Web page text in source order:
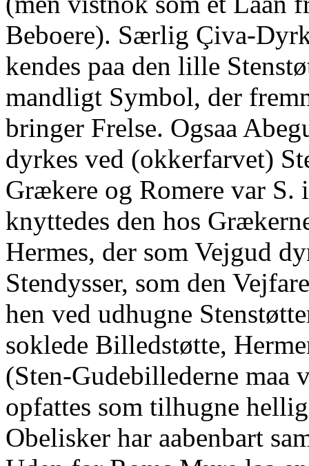
Beboere). Særlig Çiva-
kendes paa den lille
mandligt Symbol, der
bringer Frelse. Ogsaa
dyrkes ved (okkerfarvet)
Grækere og Romere var
knyttedes den hos
Hermes, der som Vejgud
Stendysser, som den
hen ved udhugne
soklede Billedstøtte,
(Sten-Gudebillederne maa
opfattes som tilhugne
Obelisker har aabenbart